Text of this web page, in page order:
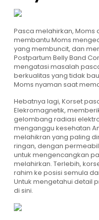
Pasca melahirkan, Moms
membantu Moms
yang membuncit, dan
Postpartum Belly Band
mengatasi masalah
berkualitas yang tidak
Moms nyaman saat
Hebatnya lagi, Korset
Elekromagnetik,
gelombang radiasi
menganggu kesehatan
melahikran yang paling
ringan, dengan
untuk mengencangkan
melahirkan. Terlebih,
rahim ke posisi semula
Untuk mengetahui detail
di sini.